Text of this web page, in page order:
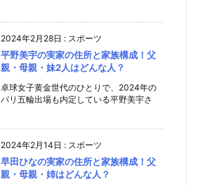
2024年2月28日 : スポーツ
平野美宇の実家の住所と家族構成！父
親・母親・妹2人はどんな人？
卓球女子黄金世代のひとりで、2024年の
パリ五輪出場も内定している平野美宇さ
2024年2月14日 : スポーツ
早田ひなの実家の住所と家族構成！父
親・母親・姉はどんな人？